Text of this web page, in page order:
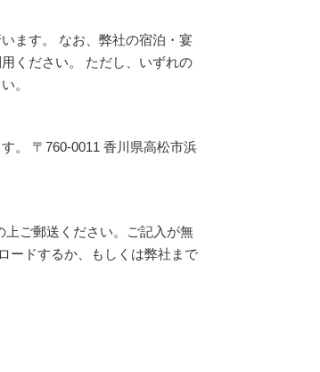
ます。 なお、弊社の宿泊・宴
ください。 ただし、いずれの
。
。 〒760-0011 香川県高松市浜
ご郵送ください。ご記入が無
ードするか、もしくは弊社まで